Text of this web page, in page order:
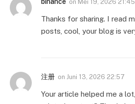
on Mei 19, 2026 21:45
Thanks for sharing. I read
posts, cool, your blog is
注册 on Juni 13, 2026 22:57
Your article helped me a